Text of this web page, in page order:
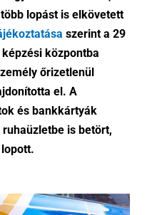
lopást is elkövetett
szerint a 29
központba
őrizetlenül
el. A
és bankkártyák
is betört,